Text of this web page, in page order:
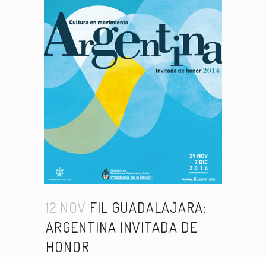
12 NOV FIL GUADALAJARA:
ARGENTINA INVITADA DE
HONOR